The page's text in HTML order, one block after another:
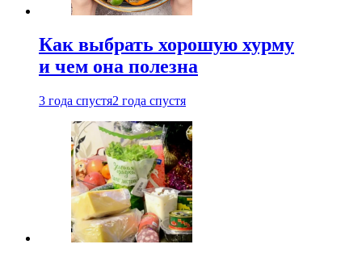
Как выбрать хорошую хурму
и чем она полезна
3 года спустя2 года спустя